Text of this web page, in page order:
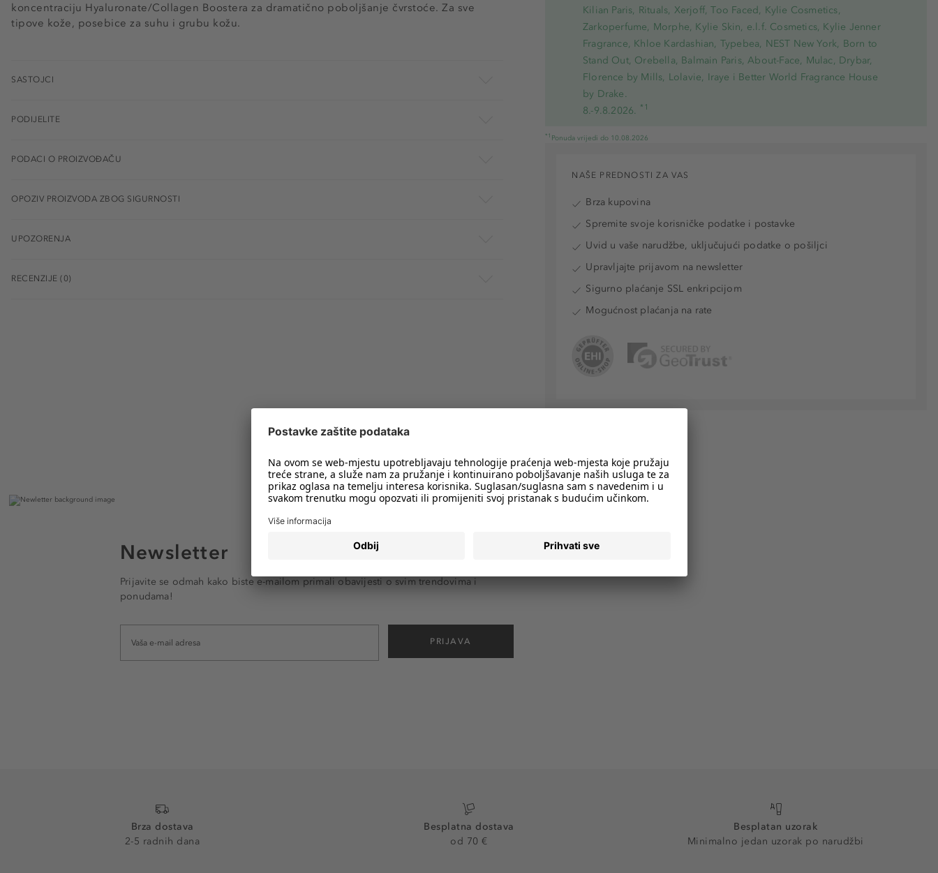
Kilian Paris, Rituals, Xerjoff, Too Faced, Kylie Cosmetics,
Zarkoperfume, Morphe, Kylie Skin, e.l.f. Cosmetics, Kylie Jenner
Fragrance, Khloe Kardashian, Typebea, NEST New York, Born to
Stand Out, Orebella, Balmain Paris, About-Face, Mulac, Drybar,
Florence by Mills, Lolavie, Iraye i Better World Fragrance House
by Drake.
8.-9.8.2026. *1
*1 Ponuda vrijedi do 10.08.2026
koncentraciju Hyaluronate/Collagen Boostera za dramatično poboljšanje čvrstoće. Za sve
tipove kože, posebice za suhu i grubu kožu.
SASTOJCI
PODIJELITE
PODACI O PROIZVOĐAČU
OPOZIV PROIZVODA ZBOG SIGURNOSTI
UPOZORENJA
RECENZIJE (0)
NAŠE PREDNOSTI ZA VAS
Brza kupovina
Spremite svoje korisničke podatke i postavke
Uvid u vaše narudžbe, uključujući podatke o pošiljci
Upravljajte prijavom na newsletter
Sigurno plaćanje SSL enkripcijom
Mogućnost plaćanja na rate
Newsletter
Prijavite se odmah kako biste e-mailom primali obavijesti o svim trendovima i
ponudama!
PRIJAVA
Brza dostava
2-5 radnih dana
Besplatna dostava
od 70 €
Besplatan uzorak
Minimalno jedan uzorak po narudžbi